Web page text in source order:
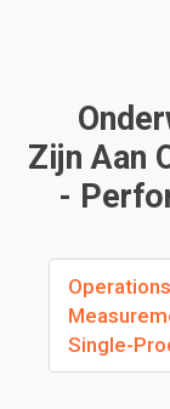
Zijn Aan
-
Single-